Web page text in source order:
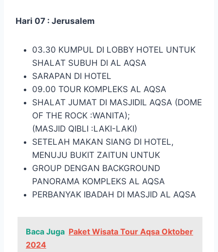
Hari 07 : Jerusalem
03.30 KUMPUL DI LOBBY HOTEL UNTUK
SHALAT SUBUH DI AL AQSA
SARAPAN DI HOTEL
09.00 TOUR KOMPLEKS AL AQSA
SHALAT JUMAT DI MASJIDIL AQSA (DOME
OF THE ROCK :WANITA);
(MASJID QIBLI :LAKI-LAKI)
SETELAH MAKAN SIANG DI HOTEL,
MENUJU BUKIT ZAITUN UNTUK
GROUP DENGAN BACKGROUND
PANORAMA KOMPLEKS AL AQSA
PERBANYAK IBADAH DI MASJID AL AQSA
Baca Juga Paket Wisata Tour Aqsa Oktober
2024